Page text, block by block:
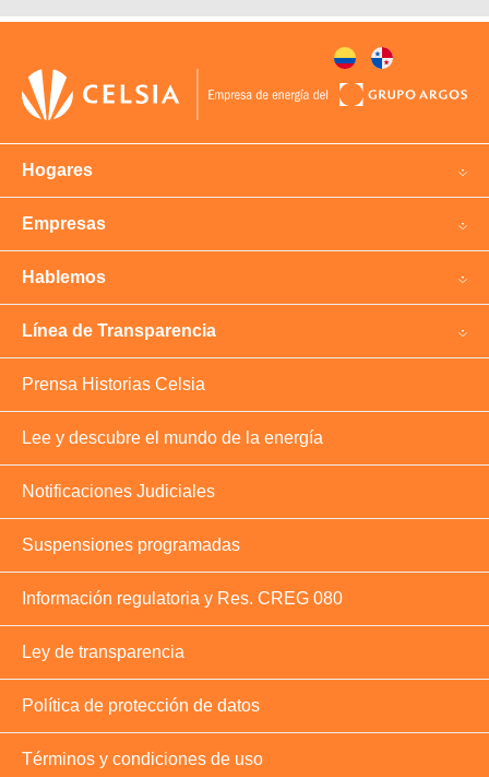
Hogares
Empresas
Prensa Historias Celsia
Lee y descubre el mundo de la energía
Hablemos
Notificaciones Judiciales
Línea de Transparencia
Suspensiones programadas
Información regulatoria y Res. CREG 080
Ley de transparencia
Política de protección de datos
Términos y condiciones de uso